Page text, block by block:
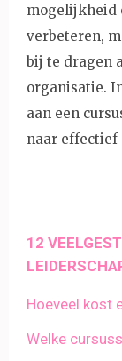
mogelijkheid
verbeteren,
bij te dragen
organisatie.
aan een
naar effectief
12
Hoeveel kost
Welke